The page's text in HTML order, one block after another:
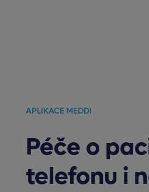
APLIKACE MEDDI
Péče o
telefonu i